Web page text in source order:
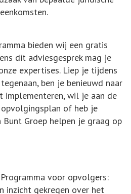
bieden wij een gratis
dit adviesgesprek mag je
expertises. Liep je tijdens
ben je benieuwd naar
implementeren, wil je aan de
of heb je
Bunt Groep helpen je graag op
voor opvolgers:
inzicht gekregen over het